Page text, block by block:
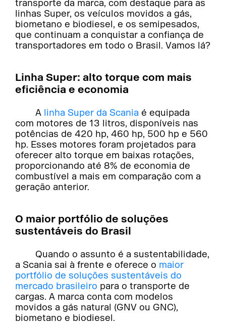
transporte da marca, com destaque para as
linhas Super, os veículos movidos a gás,
biometano e biodiesel, e os semipesados,
que continuam a conquistar a confiança de
transportadores em todo o Brasil. Vamos lá?
Linha Super: alto torque com mais
eficiência e economia
A linha Super da Scania é equipada
com motores de 13 litros, disponíveis nas
potências de 420 hp, 460 hp, 500 hp e 560
hp. Esses motores foram projetados para
oferecer alto torque em baixas rotações,
proporcionando até 8% de economia de
combustível a mais em comparação com a
geração anterior.
O maior portfólio de soluções
sustentáveis do Brasil
Quando o assunto é a sustentabilidade,
a Scania sai à frente e oferece o maior
portfólio de soluções sustentáveis do
mercado brasileiro para o transporte de
cargas. A marca conta com modelos
movidos a gás natural (GNV ou GNC),
biometano e biodiesel.